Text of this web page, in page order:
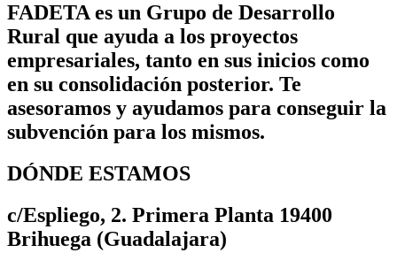
FADETA es un Grupo de Desarrollo
Rural que ayuda a los proyectos
empresariales, tanto en sus inicios como
en su consolidación posterior. Te
asesoramos y ayudamos para conseguir la
subvención para los mismos.
DÓNDE ESTAMOS
c/Espliego, 2. Primera Planta 19400
Brihuega (Guadalajara)